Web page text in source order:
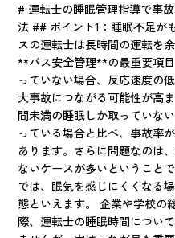
# 運転士の睡眠管理指導で事
法 ## ポイント1：睡眠不足が
スの運転士は長時間の運転を
**バス安全管理**の最重要項
っていない場合、反応速度の
大事故につながる可能性が高
間未満の睡眠しか取っていな
っている場合と比べ、事故率
あります。さらに問題なのは
ないケースが多いということ
では、眠気を感じにくくなる
態といえます。 企業や学校の
際、運転士の睡眠時間につい